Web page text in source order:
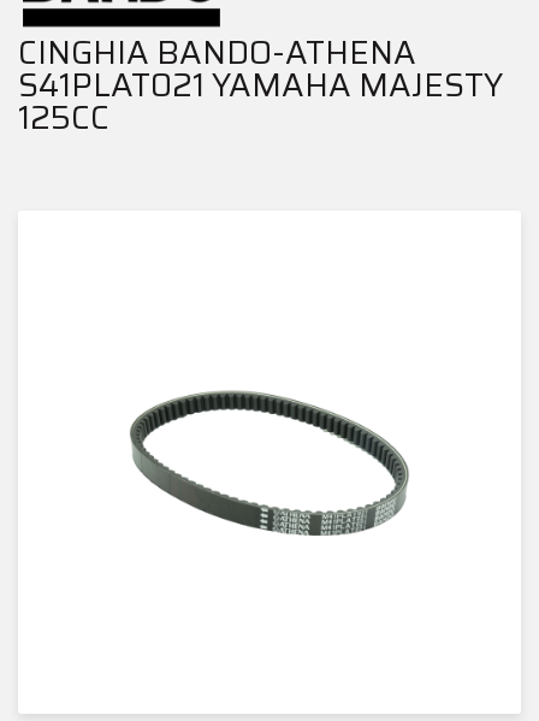
CINGHIA BANDO-ATHENA
S41PLAT021 YAMAHA MAJESTY
125CC